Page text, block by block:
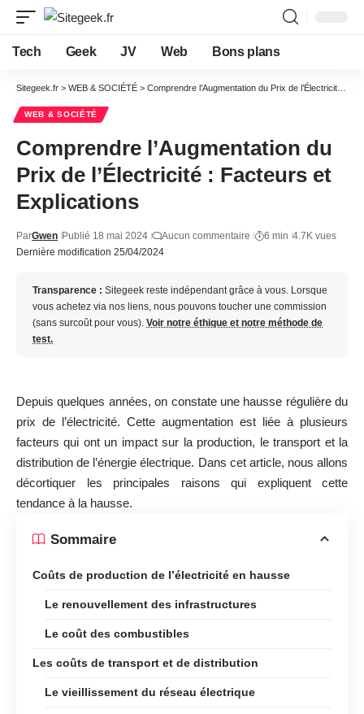
Tech Geek JV Web Bons plans
Sitegeek.fr > WEB & SOCIÉTÉ > Comprendre l’Augmentation du Prix de l’Électricité : Facteurs et Explications
WEB & SOCIÉTÉ
Comprendre l’Augmentation du
Prix de l’Électricité : Facteurs et
Explications
Dernière modification 25/04/2024
ParGwen Publié 18 mai 2024 Aucun commentaire 6 min 4.7K vues
Transparence : Sitegeek reste indépendant grâce à vous. Lorsque
vous achetez via nos liens, nous pouvons toucher une commission
(sans surcoût pour vous). Voir notre éthique et notre méthode de
test.
Depuis quelques années, on constate une hausse régulière du
prix de l’électricité. Cette augmentation est liée à plusieurs
facteurs qui ont un impact sur la production, le transport et la
distribution de l’énergie électrique. Dans cet article, nous allons
décortiquer les principales raisons qui expliquent cette
tendance à la hausse.
Sommaire
Coûts de production de l’électricité en hausse
Le renouvellement des infrastructures
Le coût des combustibles
Les coûts de transport et de distribution
Le vieillissement du réseau électrique